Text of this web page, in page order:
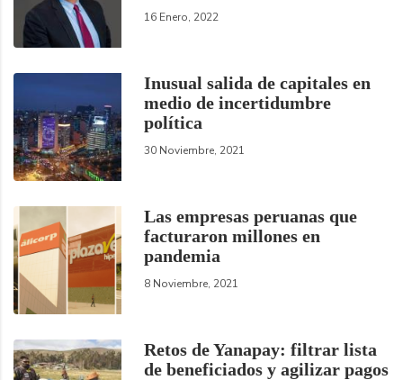
16 Enero, 2022
Inusual salida de capitales en
medio de incertidumbre
política
30 Noviembre, 2021
Las empresas peruanas que
facturaron millones en
pandemia
8 Noviembre, 2021
Retos de Yanapay: filtrar lista
de beneficiados y agilizar pagos